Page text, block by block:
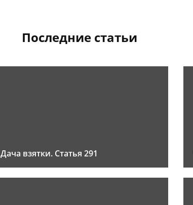
Последние статьи
Дача взятки. Статья 291